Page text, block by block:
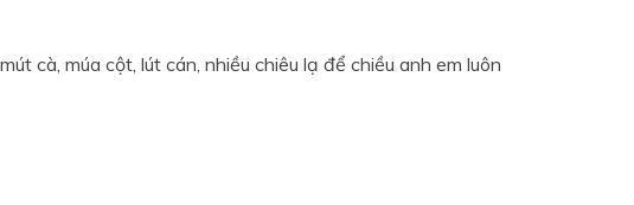
cà, múa cột, lút cán, nhiều chiêu lạ để chiều anh em luôn